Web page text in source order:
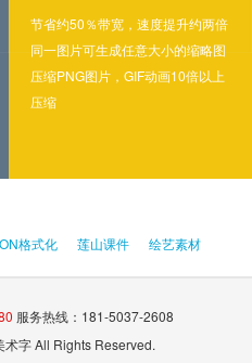
节省约50％带宽，速度提升约两倍
同一图片可生成任意大小的缩略图
压缩PNG图片，GIF动画10倍以上
压缩
格式化 莲山课件 绘艺素材
服务热线：181-5037-2608
字 All Rights Reserved.